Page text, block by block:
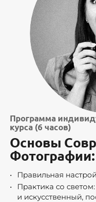
Программа
курса (6 часов)
Основы
Фотографии:
Правильная
Практика со
и искусственный,